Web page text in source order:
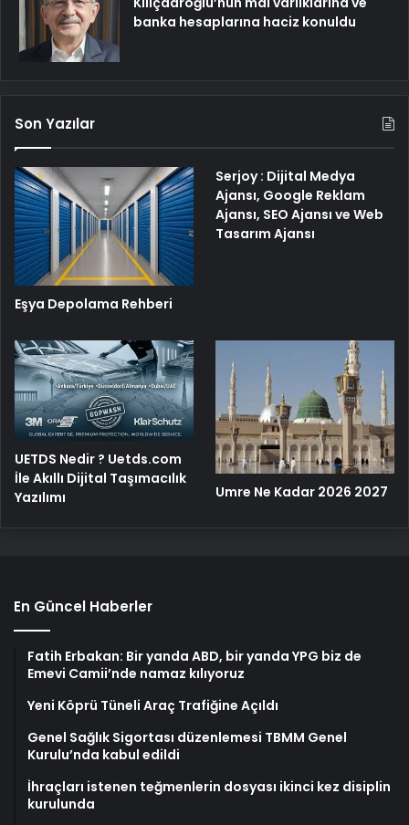
banka hesaplarına haciz konuldu
Son Yazılar
Eşya Depolama Rehberi
Serjoy : Dijital Medya
Ajansı, Google Reklam
Ajansı, SEO Ajansı ve Web
Tasarım Ajansı
UETDS Nedir ? Uetds.com
İle Akıllı Dijital Taşımacılık
Yazılımı
Umre Ne Kadar 2026 2027
En Güncel Haberler
Fatih Erbakan: Bir yanda ABD, bir yanda YPG biz de
Emevi Camii’nde namaz kılıyoruz
Yeni Köprü Tüneli Araç Trafiğine Açıldı
Genel Sağlık Sigortası düzenlemesi TBMM Genel
Kurulu’nda kabul edildi
İhraçları istenen teğmenlerin dosyası ikinci kez disiplin
kurulunda